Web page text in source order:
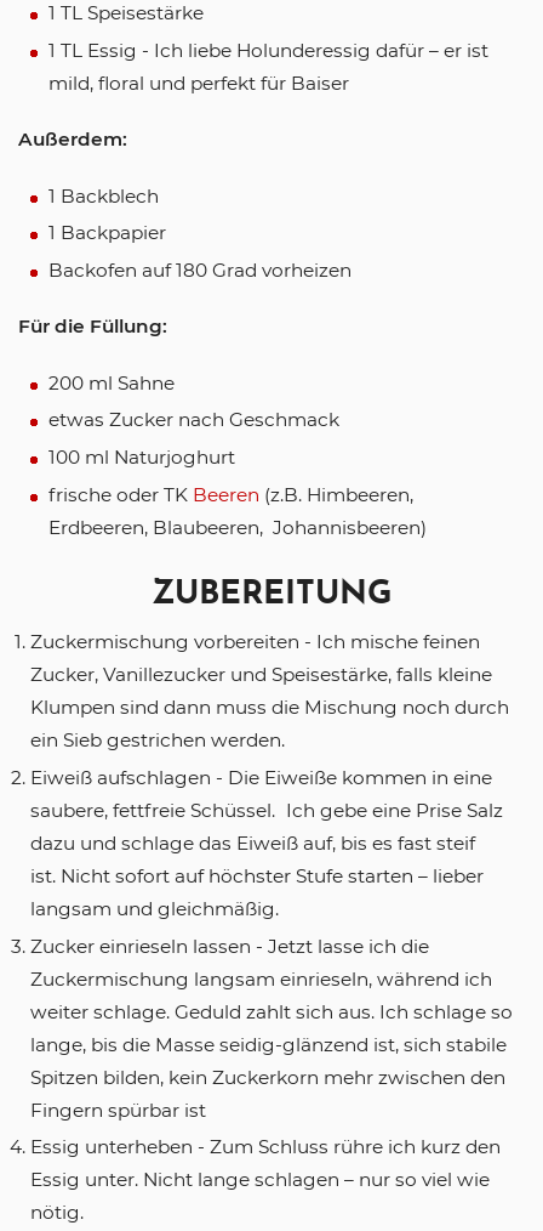
1 TL Speisestärke
1 TL Essig - Ich liebe Holunderessig dafür – er ist
mild, floral und perfekt für Baiser
Außerdem:
1 Backblech
1 Backpapier
Backofen auf 180 Grad vorheizen
Für die Füllung:
200 ml Sahne
etwas Zucker nach Geschmack
100 ml Naturjoghurt
frische oder TK Beeren (z.B. Himbeeren,
Erdbeeren, Blaubeeren, Johannisbeeren)
ZUBEREITUNG
Zuckermischung vorbereiten - Ich mische feinen
Zucker, Vanillezucker und Speisestärke, falls kleine
Klumpen sind dann muss die Mischung noch durch
ein Sieb gestrichen werden.
Eiweiß aufschlagen - Die Eiweiße kommen in eine
saubere, fettfreie Schüssel. Ich gebe eine Prise Salz
dazu und schlage das Eiweiß auf, bis es fast steif
ist. Nicht sofort auf höchster Stufe starten – lieber
langsam und gleichmäßig.
Zucker einrieseln lassen - Jetzt lasse ich die
Zuckermischung langsam einrieseln, während ich
weiter schlage. Geduld zahlt sich aus. Ich schlage so
lange, bis die Masse seidig-glänzend ist, sich stabile
Spitzen bilden, kein Zuckerkorn mehr zwischen den
Fingern spürbar ist
Essig unterheben - Zum Schluss rühre ich kurz den
Essig unter. Nicht lange schlagen – nur so viel wie
nötig.